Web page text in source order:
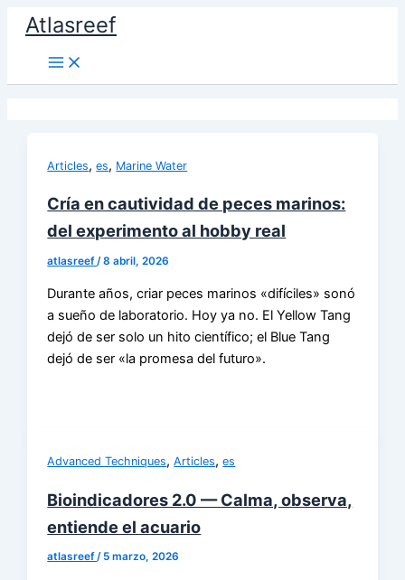
contenido
Atlasreef
Articles,es, Marine Water
Cría en cautividad de peces marinos:
del experimento al hobby real
atlasreef/8 abril, 2026
Durante años, criar peces marinos «difíciles» sonó
a sueño de laboratorio. Hoy ya no. El Yellow Tang
dejó de ser solo un hito científico; el Blue Tang
dejó de ser «la promesa del futuro».
Advanced Techniques,Articles,es
Bioindicadores 2.0 — Calma, observa,
entiende el acuario
atlasreef/ 5 marzo, 2026